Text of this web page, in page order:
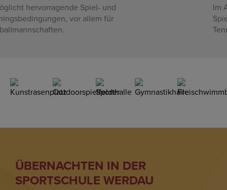
Im Außenbreich ist neben die Tartan-Rundlaufbahn ein
Spielfeld mit Tartanbelag für Volleyball, Basketball und
Tennis angegliedert.
ÜBERNACHTEN IN DER
SPORTSCHULE WERDAU